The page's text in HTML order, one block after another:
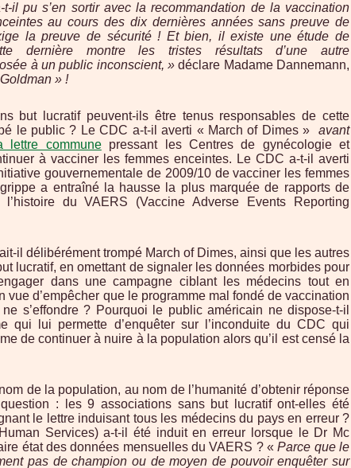
il pu s’en sortir avec la recommandation de la vaccination
au cours des dix dernières années sans preuve de
la preuve de sécurité ! Et bien, il existe une étude de
dernière montre les tristes résultats d’une autre
à un public inconscient, » déclare Madame Dannemann,
» !
but lucratif peuvent-ils être tenus responsables de cette
le public ? Le CDC a-t-il averti « March of Dimes »
avant
lettre communepressant les Centres de gynécologie et
à vacciner les femmes enceintes. Le CDC a-t-il averti
gouvernementale de 2009/10 de vacciner les femmes
a entraîné la hausse la plus marquée de rapports de
du VAERS (Vaccine Adverse Events Reporting
il délibérément trompé March of Dimes, ainsi que les autres
lucratif, en omettant de signaler les données morbides pour
dans une campagne ciblant les médecins tout en
vue d’empêcher que le programme mal fondé de vaccination
s’effondre ? Pourquoi le public américain ne dispose-t-il
qui lui permette d’enquêter sur l’inconduite du CDC qui
de continuer à nuire à la population alors qu’il est censé la
de la population, au nom de l’humanité d’obtenir réponse
: les 9 associations sans but lucratif ont-elles été
le lettre induisant tous les médecins du pays en erreur ?
Services) a-t-il été induit en erreur lorsque le Dr Mc
état des données mensuelles du VAERS ? «Parce que le
pas de champion ou de moyen de pouvoir enquêter sur